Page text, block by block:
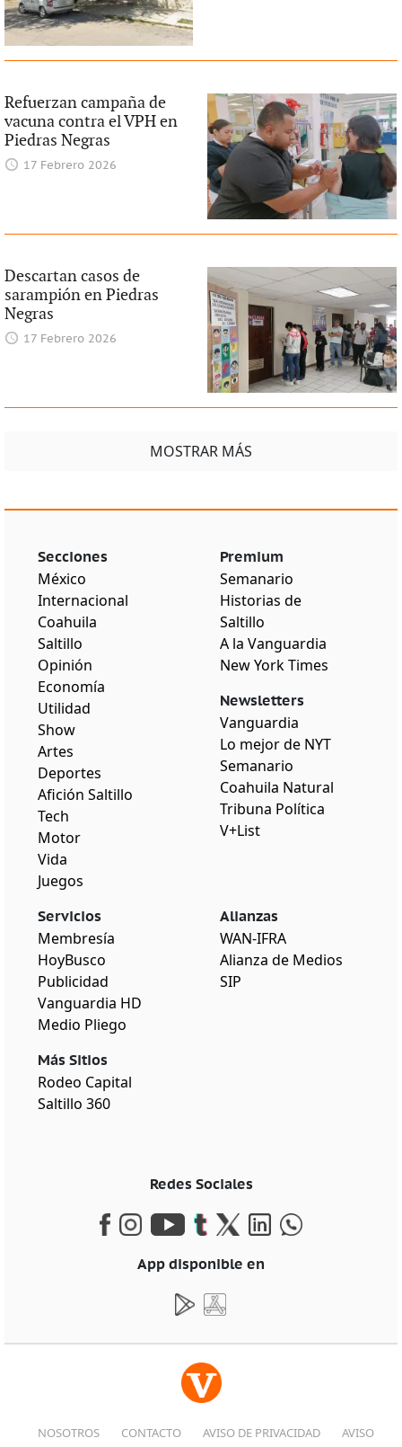
Refuerzan campaña de
vacuna contra el VPH en
Piedras Negras
17 Febrero 2026
Descartan casos de
sarampión en Piedras
Negras
17 Febrero 2026
MOSTRAR MÁS
Secciones
México
Internacional
Coahuila
Saltillo
Opinión
Economía
Utilidad
Show
Artes
Deportes
Afición Saltillo
Tech
Motor
Vida
Juegos
Premium
Semanario
Historias de
Saltillo
A la Vanguardia
New York Times
Newsletters
Vanguardia
Lo mejor de NYT
Semanario
Coahuila Natural
Tribuna Política
V+List
Servicios
Membresía
HoyBusco
Publicidad
Vanguardia HD
Medio Pliego
Más Sitios
Rodeo Capital
Saltillo 360
Alianzas
WAN-IFRA
Alianza de Medios
SIP
Redes Sociales
App disponible en
NOSOTROS CONTACTO AVISO DE PRIVACIDAD
AVISO